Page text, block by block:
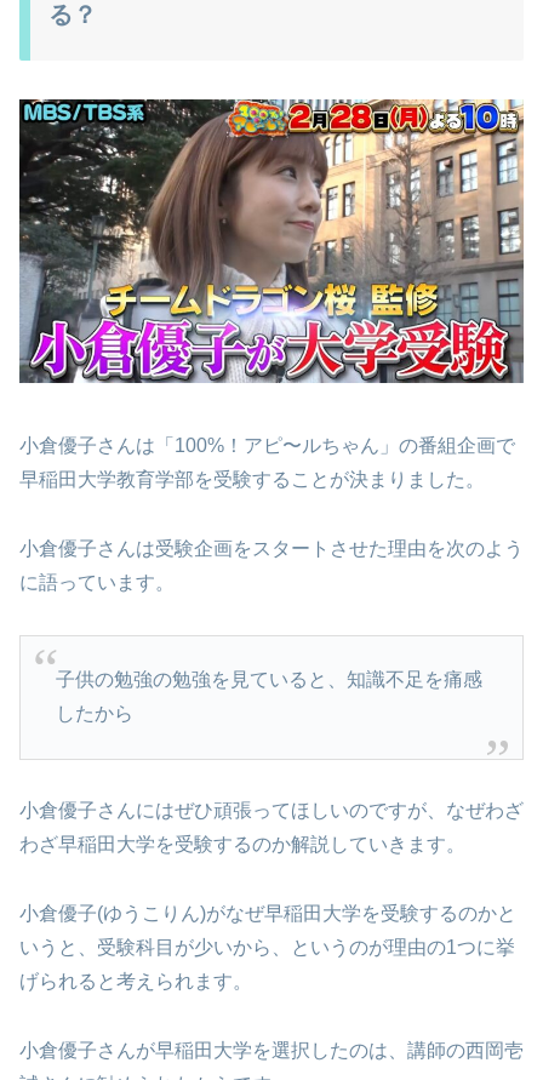
る？
小倉優子さんは「100%！アピ〜ルちゃん」の番組企画で
早稲田大学教育学部を受験することが決まりました。
小倉優子さんは受験企画をスタートさせた理由を次のよう
に語っています。
子供の勉強の勉強を見ていると、知識不足を痛感
したから
小倉優子さんにはぜひ頑張ってほしいのですが、なぜわざ
わざ早稲田大学を受験するのか解説していきます。
小倉優子(ゆうこりん)がなぜ早稲田大学を受験するのかと
いうと、受験科目が少いから、というのが理由の1つに挙
げられると考えられます。
小倉優子さんが早稲田大学を選択したのは、講師の西岡壱